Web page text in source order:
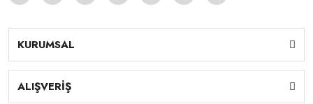
KURUMSAL
ALIŞVERİŞ